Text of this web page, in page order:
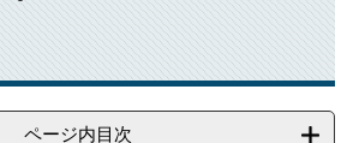
ページ内目次